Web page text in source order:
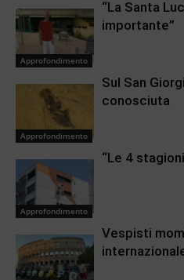
Approfondimento
“La Santa
importante”
Approfondimento
Sul San
conosciuta
Approfondimento
“Le 4
Vespisti